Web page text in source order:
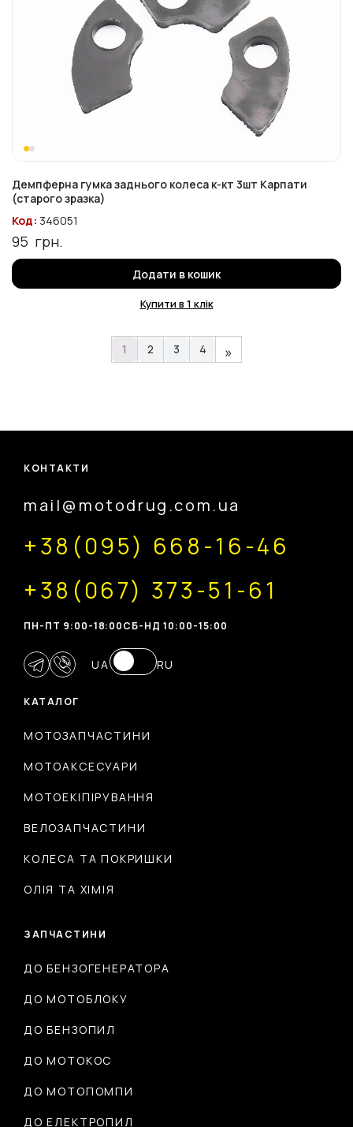
Демпферна гумка заднього колеса к-кт 3шт Карпати
(старого зразка)
Код: 346051
95 грн.
Додати в кошик
Купити в 1 клік
1 2 3 4 »
КАТАЛОГ
МОТОЗАПЧАСТИНИ
МОТОАКСЕСУАРИ
МОТОЕКІПІРУВАННЯ
ВЕЛОЗАПЧАСТИНИ
КОЛЕСА ТА ПОКРИШКИ
ОЛІЯ ТА ХІМІЯ
ЗАПЧАСТИНИ
ДО БЕНЗОГЕНЕРАТОРА
ДО МОТОБЛОКУ
ДО БЕНЗОПИЛ
ДО МОТОКОС
ДО МОТОПОМПИ
ДО ЕЛЕКТРОПИЛ
КОНТАКТИ
mail@motodrug.com.ua
+38(095) 668-16-46
+38(067) 373-51-61
ПН-ПТ 9:00-18:00CБ-НД 10:00-15:00
UA RU